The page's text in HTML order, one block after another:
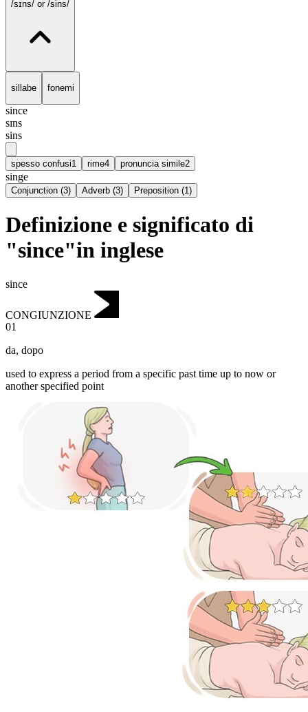
/sɪns/ or /sins/
sillabe fonemi
since
sɪns
sins
spesso confusi1 rime4 pronuncia simile2
singe
Conjunction (3) Adverb (3) Preposition (1)
Definizione e significato di
"since"in inglese
since
CONGIUNZIONE
01
da, dopo
used to express a period from a specific past time up to now or
another specified point